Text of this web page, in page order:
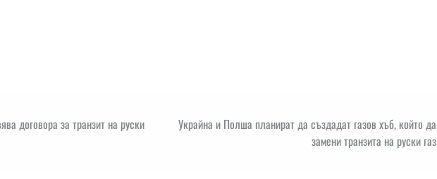
договора за транзит на руски
Украйна и Полша планират да създадат газов хъб, който да
замени транзита на руски газ